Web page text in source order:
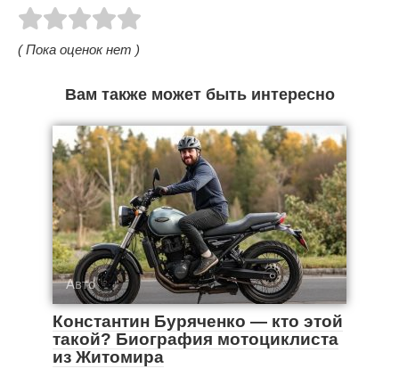
( Пока оценок нет )
Вам также может быть интересно
Авто
Константин Буряченко — кто этой
такой? Биография мотоциклиста
из Житомира